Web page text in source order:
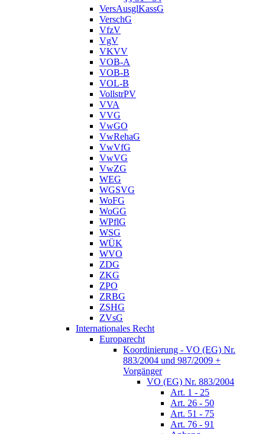
VersAusglKassG
VerschG
VfzV
VgV
VKVV
VOB-A
VOB-B
VOL-B
VollstrPV
VVA
VVG
VwGO
VwRehaG
VwVfG
VwVG
VwZG
WEG
WGSVG
WoFG
WoGG
WPflG
WSG
WÜK
WVO
ZDG
ZKG
ZPO
ZRBG
ZSHG
ZVsG
Internationales Recht
Europarecht
Koordinierung - VO (EG) Nr.
883/2004 und 987/2009 +
Vorgänger
VO (EG) Nr. 883/2004
Art. 1 - 25
Art. 26 - 50
Art. 51 - 75
Art. 76 - 91